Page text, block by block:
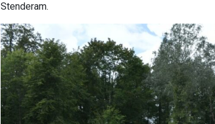
Stenderam.